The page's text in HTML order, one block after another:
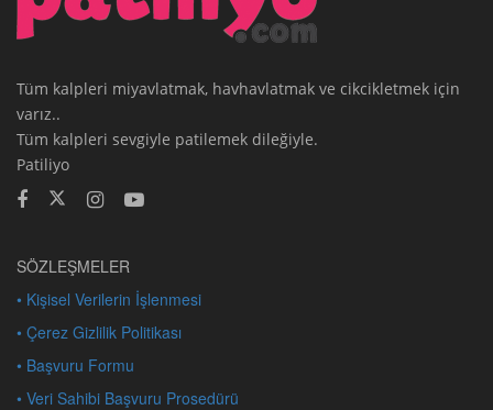
Tüm kalpleri miyavlatmak, havhavlatmak ve cikcikletmek için
varız..
Tüm kalpleri sevgiyle patilemek dileğiyle.
Patiliyo
SÖZLEŞMELER
• Kişisel Verilerin İşlenmesi
• Çerez Gizlilik Politikası
• Başvuru Formu
• Veri Sahibi Başvuru Prosedürü